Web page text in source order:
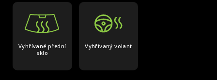
Vyhřívané přední
sklo
Vyhřívaný volant